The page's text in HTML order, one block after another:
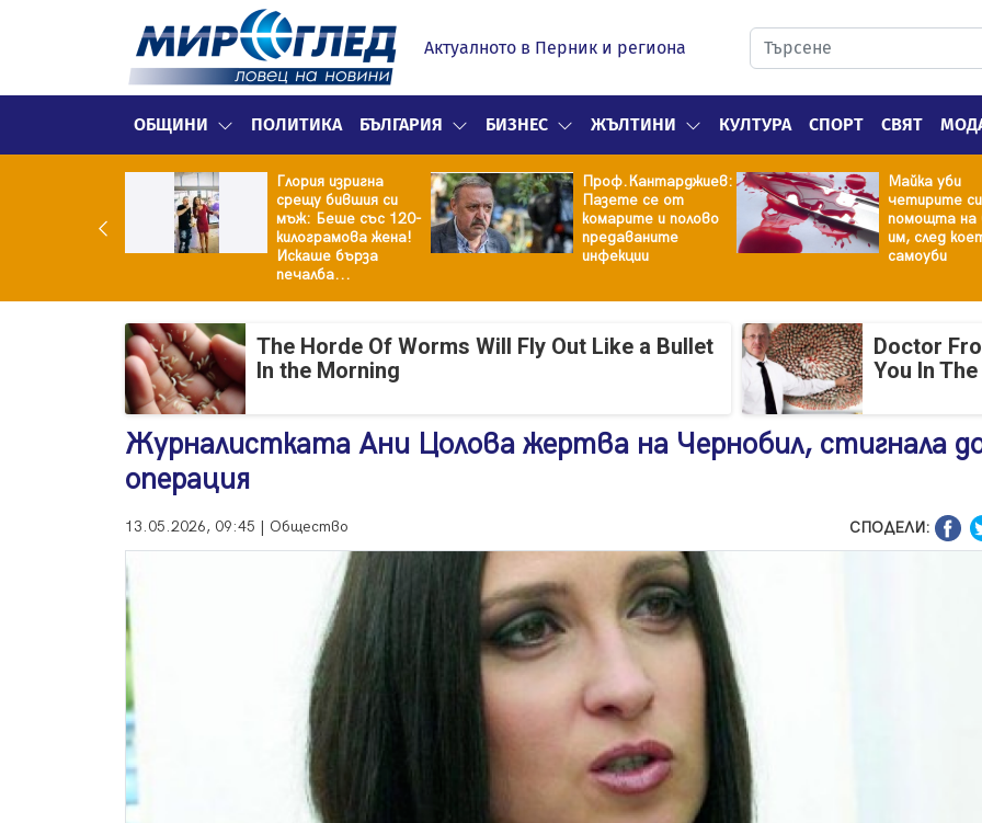
Актуалното в Перник и региона
ОБЩИНИ ПОЛИТИКА БЪЛГАРИЯ БИЗНЕС ЖЪЛТИНИ КУЛТУРА СПОРТ СВЯТ
Глория изригна
срещу бившия си
мъж: Беше със 120-
килограмова жена!
Искаше бърза
печалба...
Проф.Кантарджиев:
Пазете се от
комарите и полово
предаваните
инфекции
Майка уби
четирите
помощта на
им, след
самоуби
The Horde Of Worms Will Fly Out Like a Bullet
In the Morning
Doctor
You In
Журналистката Ани Цолова жертва на Чернобил, стигнала
операция
13.05.2026, 09:45 | Общество СПОДЕЛИ: